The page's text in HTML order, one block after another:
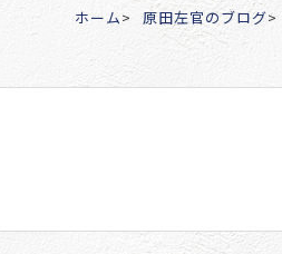
ホーム 原田左官のブログ